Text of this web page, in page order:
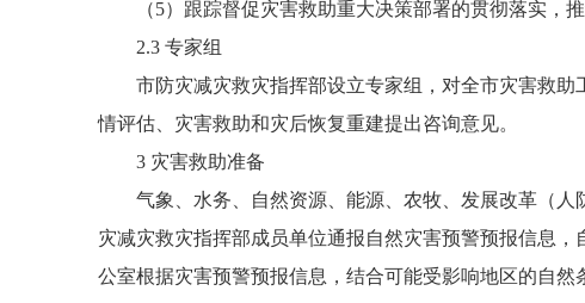
（5）跟踪督促灾害救助重大决策部署的贯彻落实，推
2.3 专家组
市防灾减灾救灾指挥部设立专家组，对全市灾害救助
情评估、灾害救助和灾后恢复重建提出咨询意见。
3 灾害救助准备
气象、水务、自然资源、能源、农牧、发展改革（人
灾减灾救灾指挥部成员单位通报自然灾害预警预报信息
公室根据灾害预警预报信息，结合可能受影响地区的自